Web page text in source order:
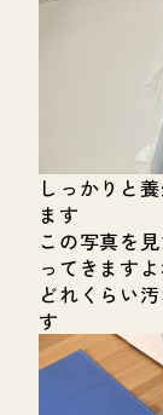
しっかりと
ます
この写真を
ってきますよ
どれくらい
す